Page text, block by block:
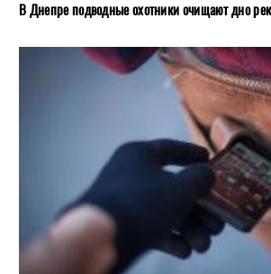
В Днепре подводные охотники очищают дно